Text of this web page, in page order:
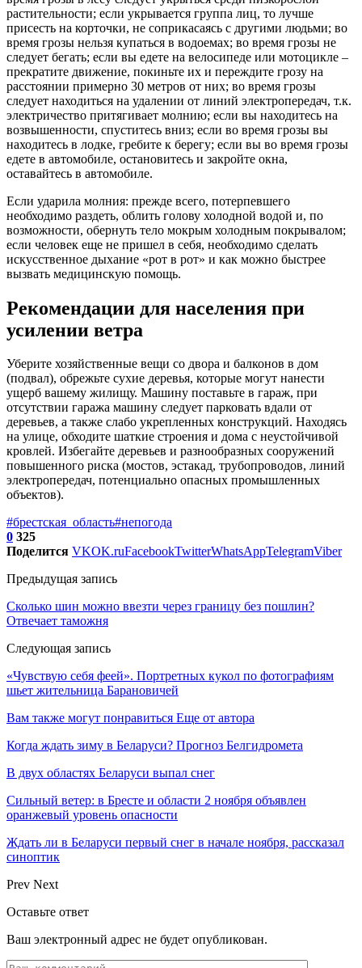
растительности; если укрывается группа лиц, то лучше
присесть на корточки, не соприкасаясь с другими людьми; во
время грозы нельзя купаться в водоемах; во время грозы не
следует бегать; если вы едете на велосипеде или мотоцикле –
прекратите движение, покиньте их и переждите грозу на
расстоянии примерно 30 метров от них; во время грозы
следует находиться на удалении от линий электропередач, т.к.
электричество притягивает молнию; если вы находитесь на
возвышенности, спуститесь вниз; если во время грозы вы
находитесь в лодке, гребите к берегу; если вы во время грозы
едете в автомобиле, остановитесь и закройте окна,
оставайтесь в автомобиле.
Если ударила молния: прежде всего, потерпевшего
необходимо раздеть, облить голову холодной водой и, по
возможности, обернуть тело мокрым холодным покрывалом;
если человек еще не пришел в себя, необходимо сделать
искусственное дыхание «рот в рот» и как можно быстрее
вызвать медицинскую помощь.
Рекомендации для населения при
усилении ветра
Уберите хозяйственные вещи со двора и балконов в дом
(подвал), обрежьте сухие деревья, которые могут нанести
ущерб вашему жилищу. Машину поставьте в гараж, при
отсутствии гаража машину следует парковать вдали от
деревьев, а также слабо укрепленных конструкций. Находясь
на улице, обходите шаткие строения и дома с неустойчивой
кровлей. Избегайте деревьев и разнообразных сооружений
повышенного риска (мостов, эстакад, трубопроводов, линий
электропередач, потенциально опасных промышленных
объектов).
#брестская_область#непогода
0 325
Поделится VKOK.ruFacebookTwitterWhatsAppTelegramViber
Предыдущая запись
Сколько шин можно ввезти через границу без пошлин?
Отвечает таможня
Следующая запись
«Чувствую себя феей». Портретных кукол по фотографиям
шьет жительница Барановичей
Вам также могут понравиться Еще от автора
Когда ждать зиму в Беларуси? Прогноз Белгидромета
В двух областях Беларуси выпал снег
Сильный ветер: в Бресте и области 2 ноября объявлен
оранжевый уровень опасности
Ждать ли в Беларуси первый снег в начале ноября, рассказал
синоптик
Prev Next
Оставьте ответ
Ваш электронный адрес не будет опубликован.